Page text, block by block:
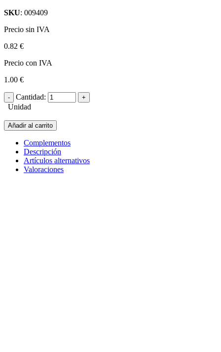
SKU: 009409
Precio sin IVA
0.82 €
Precio con IVA
1.00 €
Cantidad:
Unidad
Añadir al carrito
Complementos
Descripción
Artículos alternativos
Valoraciones